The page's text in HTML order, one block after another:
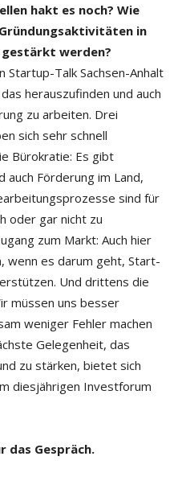
hakt es noch? Wie
in
gestärkt werden?
Startup-Talk Sachsen-Anhalt
herauszufinden und auch
zu arbeiten. Drei
sich sehr schnell
Bürokratie: Es gibt
Förderung im Land,
sind für
oder gar nicht zu
zum Markt: Auch hier
wenn es darum geht, Start-
Und drittens die
müssen uns besser
weniger Fehler machen
Gelegenheit, das
zu stärken, bietet sich
diesjährigen Investforum
das Gespräch.